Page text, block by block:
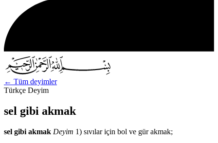
← Tüm deyimler
Türkçe Deyim
sel gibi akmak
sel gibi akmak Deyim 1) sıvılar için bol ve gür akmak;